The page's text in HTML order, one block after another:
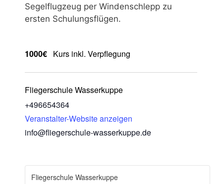
Segelflugzeug per Windenschlepp zu
ersten Schulungsflügen.
1000€ Kurs inkl. Verpflegung
Fliegerschule Wasserkuppe
+496654364
Veranstalter-Website anzeigen
info@fliegerschule-wasserkuppe.de
Fliegerschule Wasserkuppe